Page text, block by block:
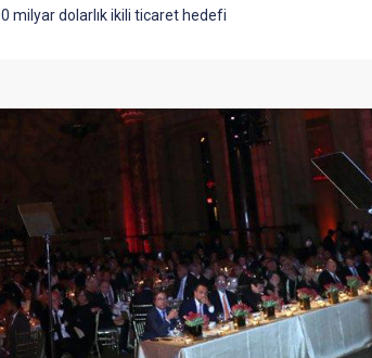
milyar dolarlık ikili ticaret hedefi